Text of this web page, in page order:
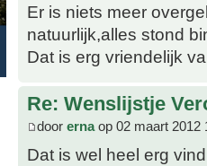
Er is niets meer
natuurlijk,alles stond
Dat is erg vriendelijk
Re: Wenslijstje
door ernaop 02 maart 2012
Dat is wel heel erg